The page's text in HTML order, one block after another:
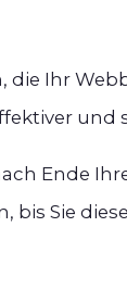
die Ihr
und
Ende
Sie